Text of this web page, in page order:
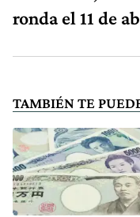
ronda el 11 de
TAMBIÉN TE